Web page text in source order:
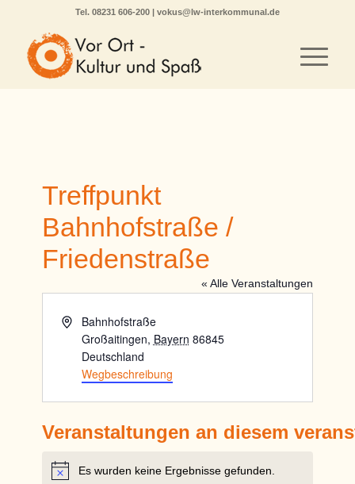
Tel. 08231 606-200 | vokus@lw-interkommunal.de
Treffpunkt
Bahnhofstraße /
Friedenstraße
« Alle Veranstaltungen
AdresseBahnhofstraße
Großaitingen, Bayern 86845
Deutschland
Wegbeschreibung
Veranstaltungen an diesem
HinweisEs wurden keine Ergebnisse gefunden.